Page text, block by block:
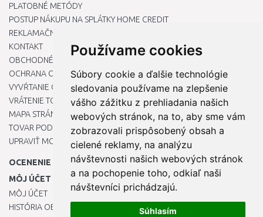
Používame cookies
Súbory cookie a ďalšie technológie
sledovania používame na zlepšenie
vášho zážitku z prehliadania našich
webových stránok, na to, aby sme vám
zobrazovali prispôsobený obsah a
cielené reklamy, na analýzu
návštevnosti našich webových stránok
a na pochopenie toho, odkiaľ naši
návštevníci prichádzajú.
Súhlasím
PLATOBNÉ METÓDY
POSTUP NÁKUPU NA SPLÁTKY HOME CREDIT
REKLAMAČNÝ PORIADOK
KONTAKT
OBCHODNÉ PODMIENKY
OCHRANA OSOBNÝCH ÚDAJOV
VYVŔTANIE OTVORU DO DREZU PRE KUCHYNSKÚ BATÉRIU
VRÁTENIE TOVARU / REKLAMÁCIE
MAPA STRÁNOK
TOVAR PODĽA ZNAČIEK
UPRAVIŤ MOJE PREDVOĽBY COOKIES
OCENENIE
MÔJ ÚČET
MÔJ ÚČET
HISTÓRIA OBJEDNÁVOK